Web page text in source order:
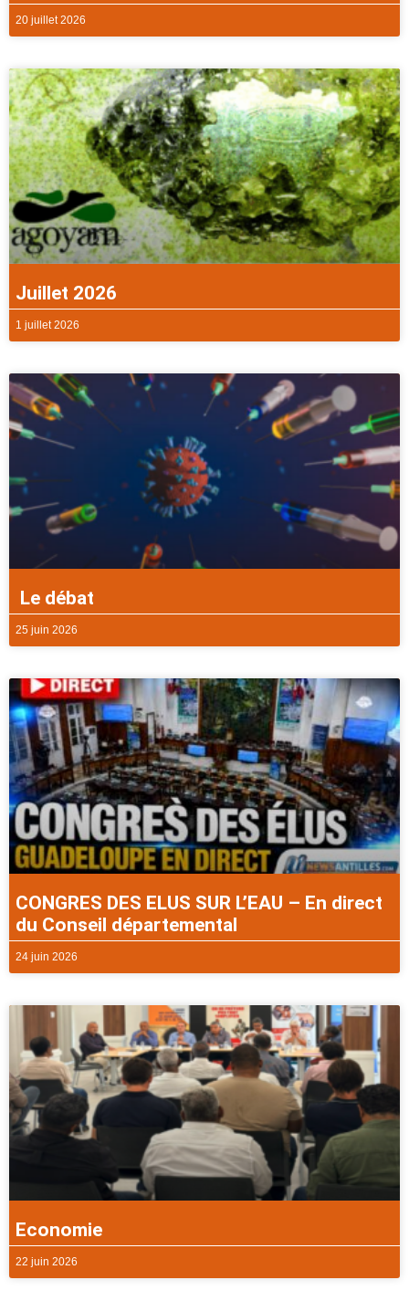
20 juillet 2026
Juillet 2026
1 juillet 2026
Le débat
25 juin 2026
CONGRES DES ELUS SUR L’EAU – En direct
du Conseil départemental
24 juin 2026
Economie
22 juin 2026